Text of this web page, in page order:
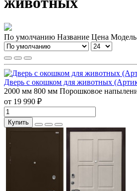
По умолчанию Название Цена Модель
Дверь с окошком для животных
2000 мм 800 мм Порошковое
от 19 990 ₽
Купить